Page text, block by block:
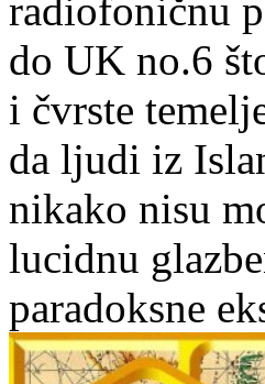
radiofoničnu
do UK no.6
i čvrste
da ljudi iz
nikako nisu
lucidnu
paradoksne